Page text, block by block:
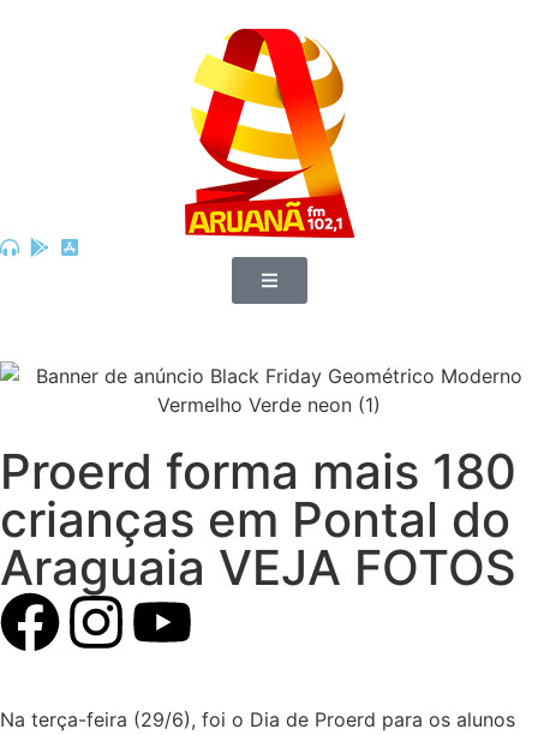
Proerd forma mais 180
crianças em Pontal do
Araguaia VEJA FOTOS
Na terça-feira (29/6), foi o Dia de Proerd para os alunos